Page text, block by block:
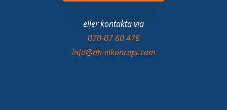
eller kontakta via
070-07 60 476
info@dh-elkoncept.com